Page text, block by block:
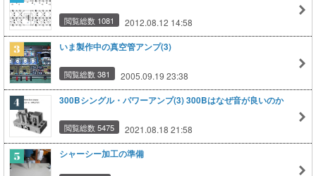
閲覧総数 1081 2012.08.12 14:58
いま製作中の真空管アンプ(3)
閲覧総数 381 2005.09.19 23:38
300Bシングル・パワーアンプ(3) 300Bはなぜ音が良いのか
閲覧総数 5475 2021.08.18 21:58
シャーシー加工の準備